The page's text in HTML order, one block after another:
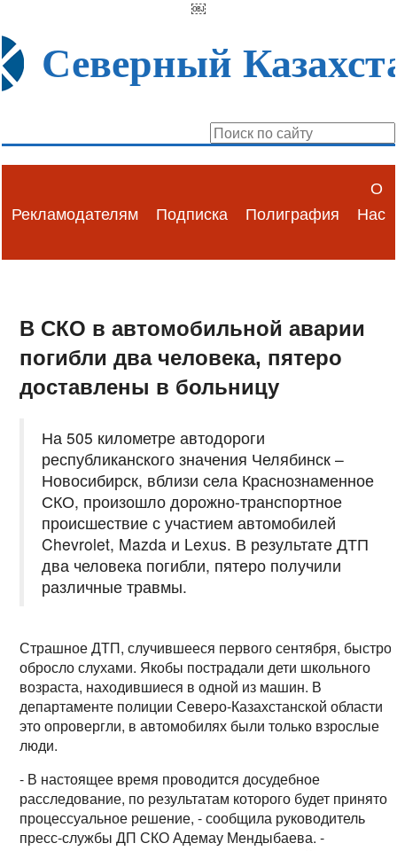
￼
Северный
Рекламодателям Подписка Полиграфия
О
Нас
В СКО в автомобильной аварии
погибли два человека, пятеро
доставлены в больницу
На 505 километре автодороги
республиканского значения Челябинск –
Новосибирск, вблизи села Краснознаменное
СКО, произошло дорожно-транспортное
происшествие с участием автомобилей
Chevrolet, Mazda и Lexus. В результате ДТП
два человека погибли, пятеро получили
различные травмы.
Страшное ДТП, случившееся первого сентября, быстро
обросло слухами. Якобы пострадали дети школьного
возраста, находившиеся в одной из машин. В
департаменте полиции Северо-Казахстанской области
это опровергли, в автомобилях были только взрослые
люди.
- В настоящее время проводится досудебное
расследование, по результатам которого будет принято
процессуальное решение, - сообщила руководитель
пресс-службы ДП СКО Адемау Мендыбаева. -